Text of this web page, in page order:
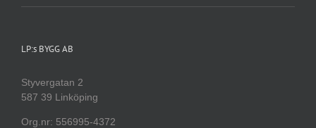
LP:s BYGG AB
Styvergatan 2
587 39 Linköping
Org.nr: 556995-4372